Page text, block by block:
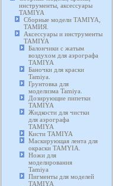
инструменты, аксессуары
TAMIYA
Сборные модели TAMIYA,
ТАМИЯ.
Аксессуары и инструменты
TAMIYA
Балончики с жатым
воздухом для аэрографа
TAMIYA
Баночки для краски
Tamiya.
Грунтовка для
моделизма Tamiya.
Дозирующие пипетки
TAMIYA
Жидкости для чистки
для аэрографа
TAMIYA
Кисти TAMIYA
Маскирующая лента для
окраски TAMYIA.
Ножи для
моделирования
Tamiya
Пигменты для моделей
TAMIYA